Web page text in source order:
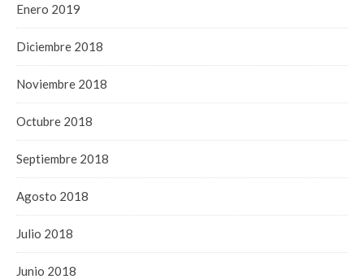
Enero 2019
Diciembre 2018
Noviembre 2018
Octubre 2018
Septiembre 2018
Agosto 2018
Julio 2018
Junio 2018